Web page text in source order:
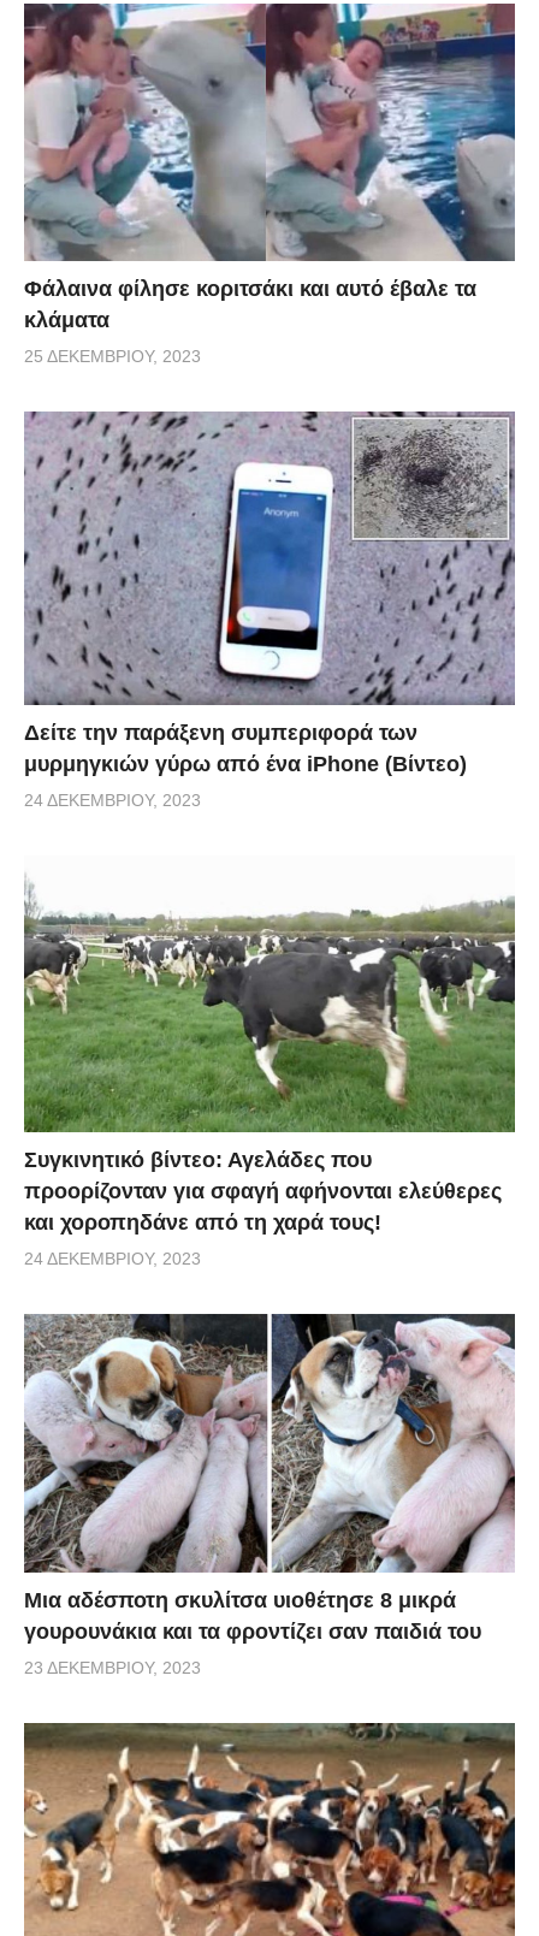
Φάλαινα φίλησε κοριτσάκι και αυτό έβαλε τα
κλάματα
25 ΔΕΚΕΜΒΡΊΟΥ, 2023
Δείτε την παράξενη συμπεριφορά των
μυρμηγκιών γύρω από ένα iPhone (Βίντεο)
24 ΔΕΚΕΜΒΡΊΟΥ, 2023
Συγκινητικό βίντεο: Αγελάδες που
προορίζονταν για σφαγή αφήνονται ελεύθερες
και χοροπηδάνε από τη χαρά τους!
24 ΔΕΚΕΜΒΡΊΟΥ, 2023
Μια αδέσποτη σκυλίτσα υιοθέτησε 8 μικρά
γουρουνάκια και τα φροντίζει σαν παιδιά του
23 ΔΕΚΕΜΒΡΊΟΥ, 2023